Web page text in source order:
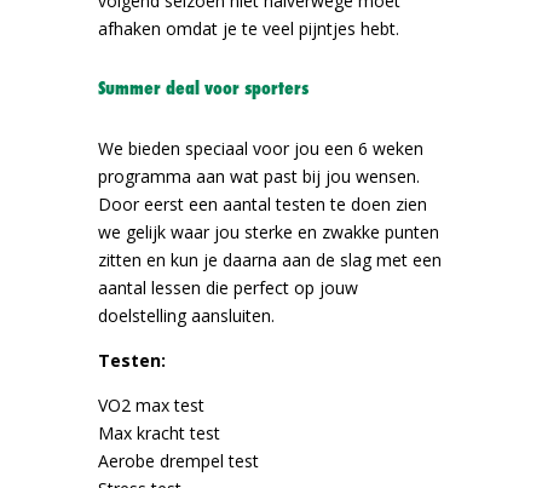
programma aan wat past bij jou wensen.
Door eerst een aantal testen te doen zien
zitten en kun je daarna aan de slag met een
doelstelling aansluiten.
Testen:
VO2 max test
Max kracht test
Aerobe drempel test
Stress test
Mobility test
Onze lessen:
PLAY: voor beter voetenwerk & plyometrie
training